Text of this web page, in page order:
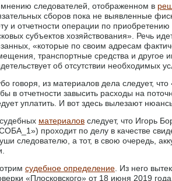
следователей, отображенном в
сборов пока не выявленные
и отчетности операции по
субъектов хозяйствования». Речь
«которые по своим адресам
транспортные средства и другое
об отсутствии необходимых
говоря, из материалов дела следует,
в отчетности завысить расходы на
уплатить. И вот здесь вылезают
материалов следует, что Игорь
проходит по делу в качестве
следователю, а тот, в свою очередь,
судебное определение . Из него
«Плосковского» от 18 июня 2019